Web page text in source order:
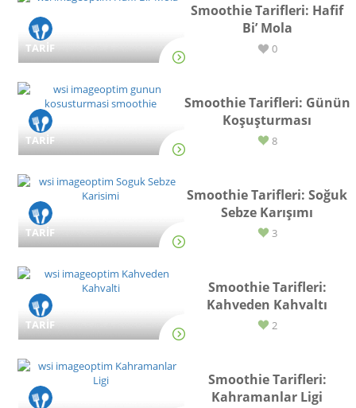
TARİF
Smoothie Tarifleri: Hafif
Bi’ Mola
0
TARİF
Smoothie Tarifleri: Günün
Koşuşturması
8
TARİF
Smoothie Tarifleri: Soğuk
Sebze Karışımı
3
TARİF
Smoothie Tarifleri:
Kahveden Kahvaltı
2
Smoothie Tarifleri:
Kahramanlar Ligi